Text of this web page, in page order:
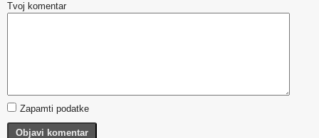
Tvoj komentar
Zapamti podatke
Objavi komentar